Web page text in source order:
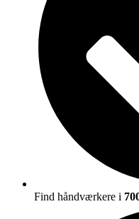
Find håndværkere i